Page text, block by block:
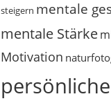
steigern mentale
mentale Stärke
Motivation
persönliche